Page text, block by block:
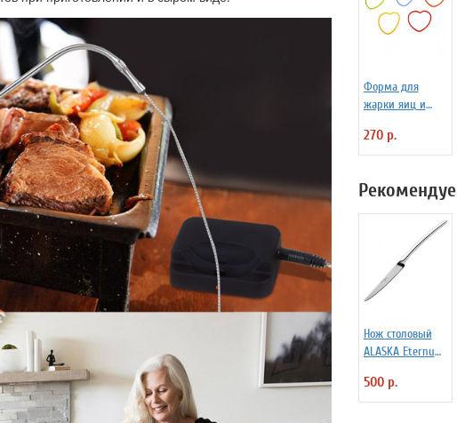
Форма для
жарки яиц и
силиконовая
Любовь
270 р.
Нож столовый
ALASKA Eternum
500 р.